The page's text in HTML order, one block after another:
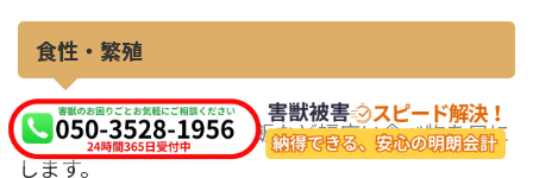
食性・繁殖
雑食性で穀物や野菜、残飯など幅広い食べ物を口に
します。